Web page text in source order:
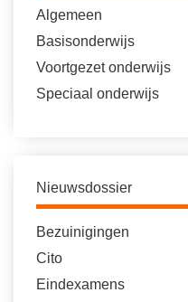
Algemeen
Basisonderwijs
Voortgezet onderwijs
Speciaal onderwijs
Nieuwsdossier
Bezuinigingen
Cito
Eindexamens